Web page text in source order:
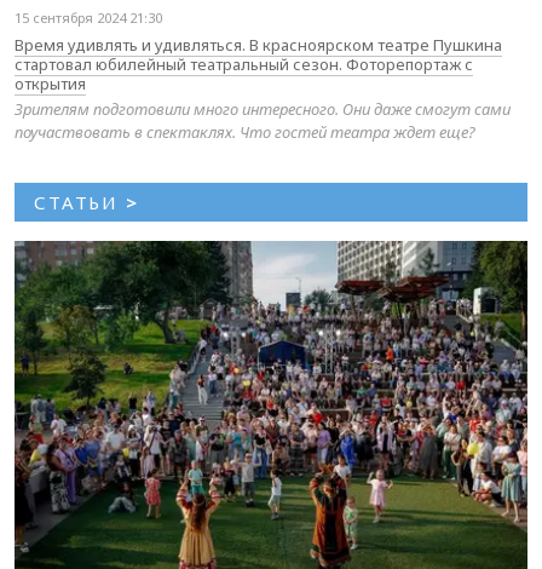
15 сентября 2024 21:30
Время удивлять и удивляться. В красноярском театре Пушкина
стартовал юбилейный театральный сезон. Фоторепортаж с
открытия
Зрителям подготовили много интересного. Они даже смогут сами
поучаствовать в спектаклях. Что гостей театра ждет еще?
СТАТЬИ >